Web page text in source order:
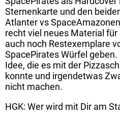
Sternenkarte und den
Atlanter vs
recht viel neues Material für
auch noch Restexemplare
SpacePirates Würfel
Idee, die es mit der
konnte und irgendetwas
nicht machen.
HGK: Wer wird mit Dir am